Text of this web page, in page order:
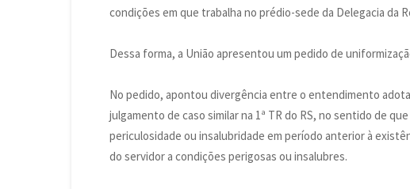
condições em que trabalha no prédio-sede da Delegacia da
Dessa forma, a União apresentou um pedido de
No pedido, apontou divergência entre o entendimento
julgamento de caso similar na 1ª TR do RS, no sentido de
periculosidade ou insalubridade em período anterior à
do servidor a condições perigosas ou insalubres.